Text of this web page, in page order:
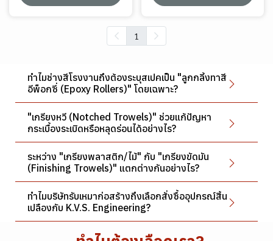
1
ทำไมช่างสีโรงงานถึงต้องระบุสเปคเป็น "ลูกกลิ้งทาสี
อีพ็อกซี่ (Epoxy Rollers)" โดยเฉพาะ?
"เกรียงหวี (Notched Trowels)" ช่วยแก้ปัญหา
กระเบื้องระเบิดหรือหลุดร่อนได้อย่างไร?
ระหว่าง "เกรียงพลาสติก/ไม้" กับ "เกรียงขัดมัน
(Finishing Trowels)" แตกต่างกันอย่างไร?
ทำไมบริษัทรับเหมาก่อสร้างถึงเลือกสั่งซื้ออุปกรณ์สิ้น
เปลืองกับ K.V.S. Engineering?